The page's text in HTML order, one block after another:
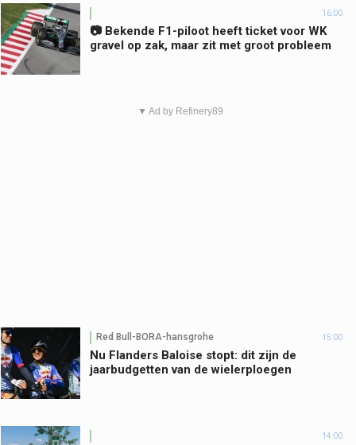
16:00
📷 Bekende F1-piloot heeft ticket voor WK
gravel op zak, maar zit met groot probleem
▼ Ad by Refinery89
Red Bull-BORA-hansgrohe 15:00
Nu Flanders Baloise stopt: dit zijn de
jaarbudgetten van de wielerploegen
14:00